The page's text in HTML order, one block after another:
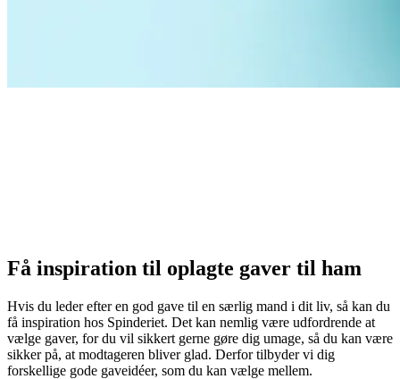
Få inspiration til oplagte gaver til ham
Hvis du leder efter en god gave til en særlig mand i dit liv, så kan du
få inspiration hos Spinderiet. Det kan nemlig være udfordrende at
vælge gaver, for du vil sikkert gerne gøre dig umage, så du kan være
sikker på, at modtageren bliver glad. Derfor tilbyder vi dig
forskellige gode gaveidéer, som du kan vælge mellem.